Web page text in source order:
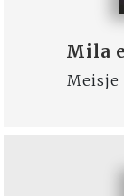
Mila
Meisje